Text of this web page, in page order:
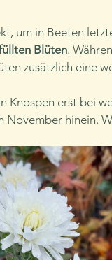
um in Beeten
Blüten.
zusätzlich eine
Knospen erst bei
November hinein.